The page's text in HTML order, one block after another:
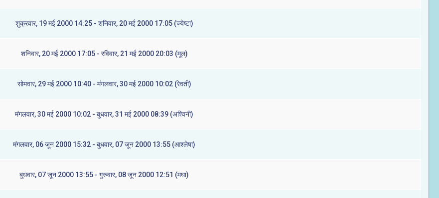
शुक्रवार, 19 मई 2000 14:25 - शनिवार, 20 मई 2000 17:05 (ज्येष्टा)
शनिवार, 20 मई 2000 17:05 - रविवार, 21 मई 2000 20:03 (मूल)
सोमवार, 29 मई 2000 10:40 - मंगलवार, 30 मई 2000 10:02 (रेवती)
मंगलवार, 30 मई 2000 10:02 - बुधवार, 31 मई 2000 08:39 (अश्विनी)
मंगलवार, 06 जून 2000 15:32 - बुधवार, 07 जून 2000 13:55 (आश्लेषा)
बुधवार, 07 जून 2000 13:55 - गुरुवार, 08 जून 2000 12:51 (मघा)